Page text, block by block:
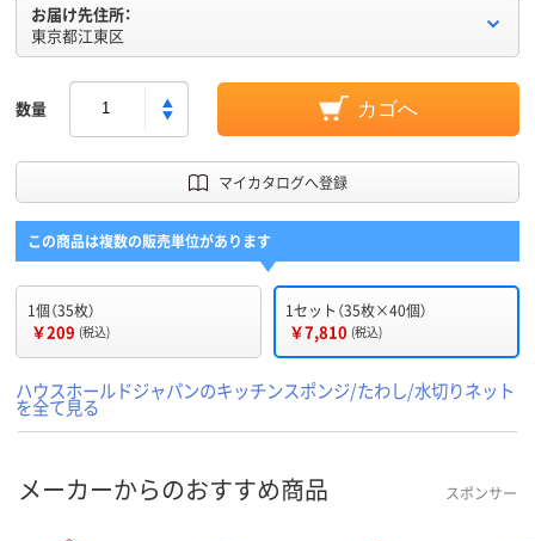
お届け先住所：
東京都江東区
数量 カゴへ
マイカタログへ登録
この商品は複数の販売単位があります
1個（35枚）
￥209 (税込)
1セット（35枚×40個）
￥7,810 (税込)
ハウスホールドジャパンのキッチンスポンジ/たわし/水切りネット
を全て見る
メーカーからのおすすめ商品 スポンサー